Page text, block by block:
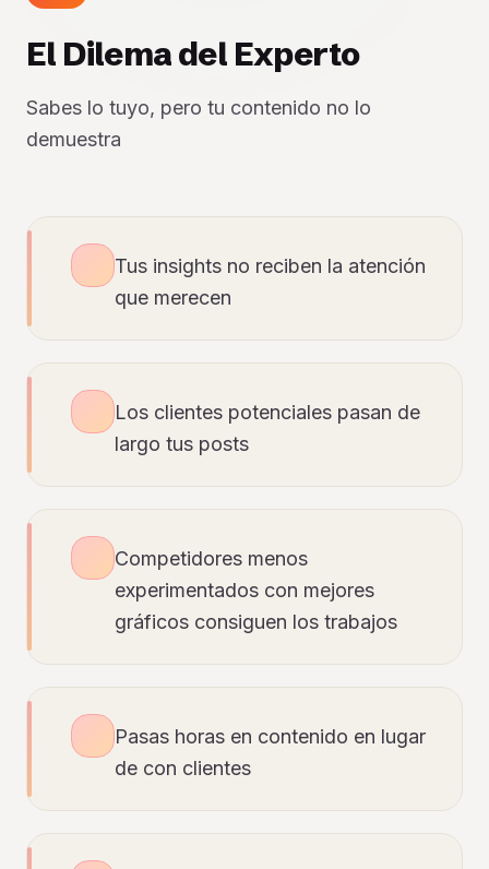
El Dilema del Experto
Sabes lo tuyo, pero tu contenido no lo
demuestra
Tus insights no reciben la atención
que merecen
Los clientes potenciales pasan de
largo tus posts
Competidores menos
experimentados con mejores
gráficos consiguen los trabajos
Pasas horas en contenido en lugar
de con clientes